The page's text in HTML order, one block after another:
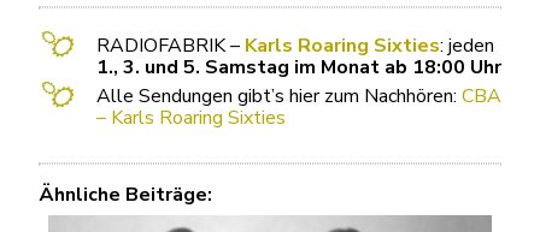
RADIOFABRIK – Karls Roaring Sixties: jeden
1., 3. und 5. Samstag im Monat ab 18:00 Uhr
Alle Sendungen gibt’s hier zum Nachhören: CBA
– Karls Roaring Sixties
Ähnliche Beiträge: